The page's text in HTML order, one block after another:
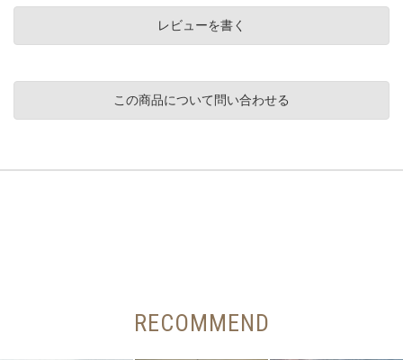
レビューを書く
この商品について問い合わせる
RECOMMEND